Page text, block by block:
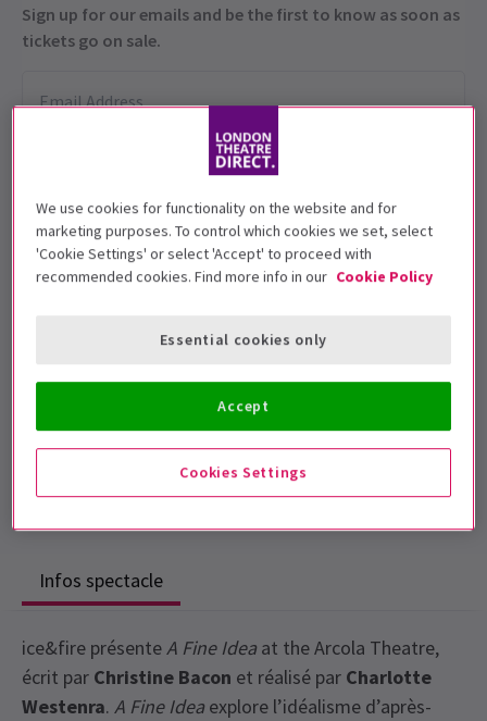
Sign up for our emails and be the first to know as soon as
tickets go on sale.
11 June - 4 July 2026
Arcola Theatre
Sans entracte
Infos spectacle
ice&fire présenteA Fine Idea at the Arcola Theatre,
écrit par Christine Bacon et réalisé par Charlotte
Westenra. A Fine Idea explore l’idéalisme d’après-
We use cookies for functionality on the website and for
marketing purposes. To control which cookies we set, select
'Cookie Settings' or select 'Accept' to proceed with
recommended cookies. Find more info in our Cookie Policy
Cookies Settings
Essential cookies only
Accept